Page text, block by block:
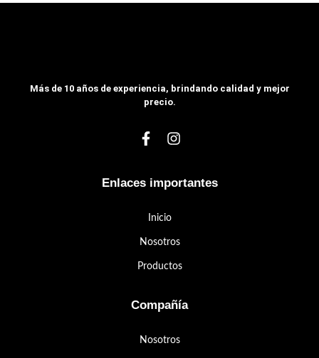
Más de 10 años de experiencia, brindando calidad y mejor
precio.
Enlaces importantes
Inicio
Nosotros
Productos
Compañía
Nosotros